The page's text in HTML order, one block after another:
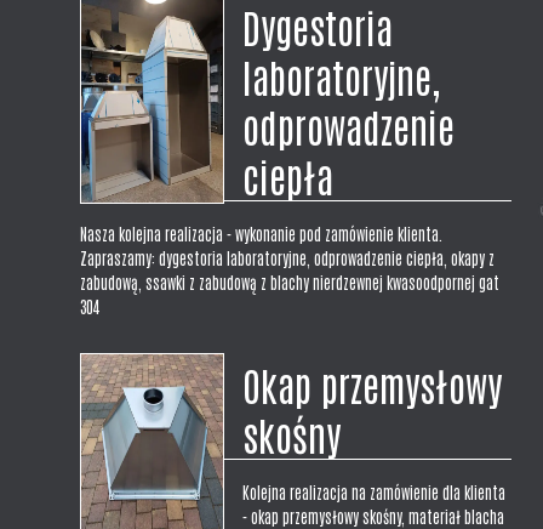
Dygestoria
laboratoryjne,
odprowadzenie
ciepła
Nasza kolejna realizacja - wykonanie pod zamówienie klienta.
Zapraszamy: dygestoria laboratoryjne, odprowadzenie ciepła, okapy z
zabudową, ssawki z zabudową z blachy nierdzewnej kwasoodpornej gat
304
Okap przemysłowy
skośny
Kolejna realizacja na zamówienie dla klienta
- okap przemysłowy skośny, materiał blacha